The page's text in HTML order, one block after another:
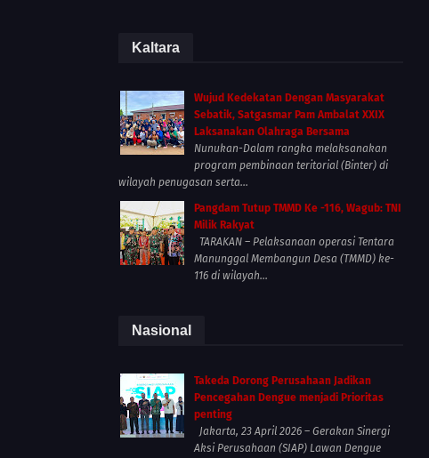
Kaltara
Wujud Kedekatan Dengan Masyarakat
Sebatik, Satgasmar Pam Ambalat XXIX
Laksanakan Olahraga Bersama
Nunukan-Dalam rangka melaksanakan
program pembinaan teritorial (Binter) di
wilayah penugasan serta...
Pangdam Tutup TMMD Ke -116, Wagub: TNI
Milik Rakyat
TARAKAN – Pelaksanaan operasi Tentara
Manunggal Membangun Desa (TMMD) ke-
116 di wilayah...
Nasional
Takeda Dorong Perusahaan Jadikan
Pencegahan Dengue menjadi Prioritas
penting
Jakarta, 23 April 2026 – Gerakan Sinergi
Aksi Perusahaan (SIAP) Lawan Dengue